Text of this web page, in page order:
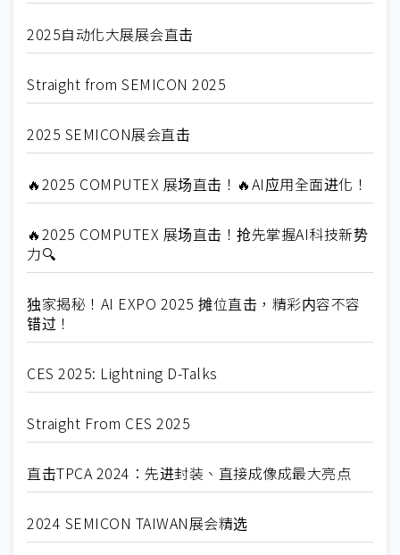
2025自动化大展展会直击
Straight from SEMICON 2025
2025 SEMICON展会直击
🔥2025 COMPUTEX 展场直击！🔥AI应用全面进化！
🔥2025 COMPUTEX 展场直击！抢先掌握AI科技新势
力🔍
独家揭秘！AI EXPO 2025 摊位直击，精彩内容不容
错过！
CES 2025: Lightning D-Talks
Straight From CES 2025
直击TPCA 2024：先进封装、直接成像成最大亮点
2024 SEMICON TAIWAN展会精选